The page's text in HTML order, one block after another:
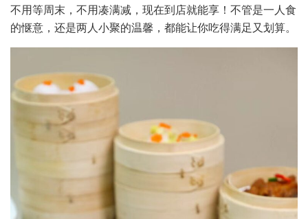
不用等周末，不用凑满减，现在到店就能享！不管是一人食
的惬意，还是两人小聚的温馨，都能让你吃得满足又划算。